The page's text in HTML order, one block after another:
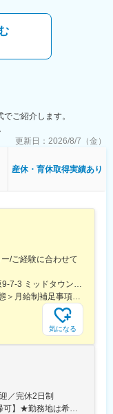
イフスタイルに溶け込
ております。
ともあり、‘健康志向や
ている昨今、早期から
目を集めています。
を発揮できる可能性が
てはならないツールと
検査用放射性医薬品
拠点のもと安定供給体
ことが、同社のMRに与
ッフを対象にした説明
イスも行います。
対象とした講演会を開
奨するなど、病診連携
ソフト）の紹介・説
に行います。
規模病院が中心になり
が主な訪問先です。
供がメインの業務で
ご紹介します。
更新日： 2026/8/7（金）
産休・育休取得実績あり
/ご経験に合わせて
＜勤務地詳細＞本社住所：東京都港区赤坂9-7-3 ミッドタウン・ウェスト勤務地最寄駅：東京メトロ日比谷線／都営大江戸線／六本木駅受動喫煙対策：敷地内全面禁煙変更の範囲：会社の定める事業所（リモートワーク含む）
＜予定年収＞600万円～900万円＜賃金形態＞月給制補足事項なし＜賃金内訳＞月額（基本給）：300,000円～500,000円＜月給＞300,000円～500,000円＜昇給有無＞有＜残業手当＞有賃金はあくまでも目安の金額であり、選考を通じて上下する可能性があります。月給(月額)は固定手当を含めた表記です。
気になる
／完休2日制
【全国27都府県／原則転勤なし／直行直帰可】★勤務地は希望を考慮★拠点により車通勤OK※充足状況により、ご希望の勤務地での募集が終了している場合があります。※転居を伴う転勤の有無は、半年ごとに希望を伺い、選択いただけます。■東北■・宮城県（仙台市）■関東■・東京都（東京23区など）・神奈川県（横浜市など）・埼玉県（さいたま市など）・千葉県（千葉市など）・茨城県（水戸市）・栃木県（宇都宮市／足利市）・群馬県（前橋市）■東海■・愛知県（名古屋市／豊田市／豊橋市／小牧市）・静岡県（静岡市／浜松市／沼津市／焼津市／富士市）・岐阜県（岐阜市）・三重県（四日市市）■信越・北陸■・長野県（長野市）・山梨県（甲府市）・石川県（金沢市）・富山県（富山市）・福井県（福井市）■関西■・大阪府・兵庫県（神戸市／尼崎市／姫路市）・京都府（京都市）・奈良県（奈良市／天理市）・滋賀県（大津市／彦根市）・和歌山県（和歌山市／田辺市）■中国■・広島県（広島市）・岡山県（岡山市）■四国■・香川県（高松市）■九州■・福岡県（福岡市）